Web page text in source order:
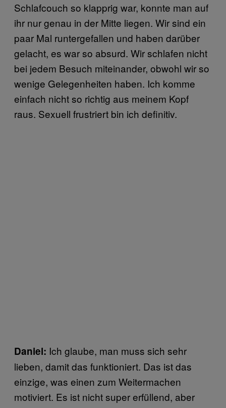
Schlafcouch so klapprig war, konnte man auf
ihr nur genau in der Mitte liegen. Wir sind ein
paar Mal runtergefallen und haben darüber
gelacht, es war so absurd. Wir schlafen nicht
bei jedem Besuch miteinander, obwohl wir so
wenige Gelegenheiten haben. Ich komme
einfach nicht so richtig aus meinem Kopf
raus. Sexuell frustriert bin ich definitiv.
Daniel: Ich glaube, man muss sich sehr
lieben, damit das funktioniert. Das ist das
einzige, was einen zum Weitermachen
motiviert. Es ist nicht super erfüllend, aber